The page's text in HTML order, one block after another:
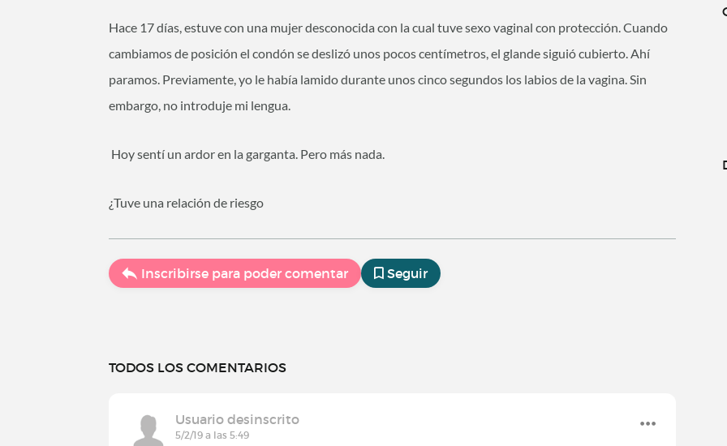
Hace 17 días, estuve con una mujer desconocida con la cual tuve sexo vaginal con protección. Cuando
cambiamos de posición el condón se deslizó unos pocos centímetros, el glande siguió cubierto. Ahí
paramos. Previamente, yo le había lamido durante unos cinco segundos los labios de la vagina. Sin
embargo, no introduje mi lengua.
Hoy sentí un ardor en la garganta. Pero más nada.
¿Tuve una relación de riesgo
Inscribirse para poder comentar Seguir
TODOS LOS COMENTARIOS
Usuario desinscrito
5/2/19 a las 5:49